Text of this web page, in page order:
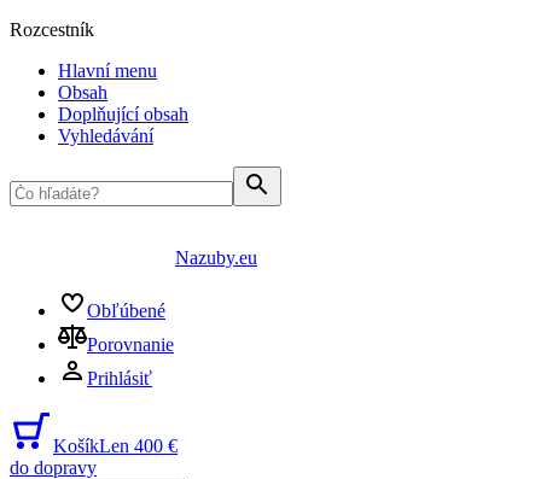
Rozcestník
Hlavní menu
Obsah
Doplňující obsah
Vyhledávání
Nazuby.eu
Obľúbené
Porovnanie
Prihlásiť
KošíkLen 400 €
do dopravy